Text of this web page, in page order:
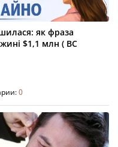
як фраза
$1,1 млн ( ВС
0